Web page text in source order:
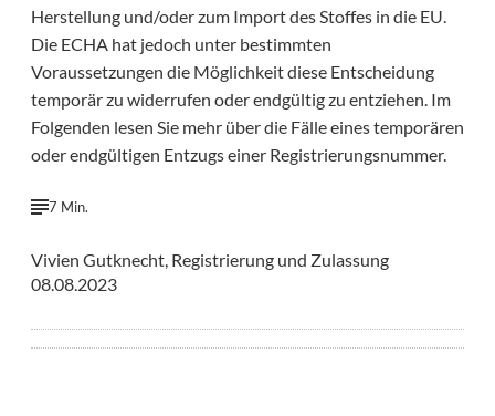
Herstellung und/oder zum Import des Stoffes in die EU.
Die ECHA hat jedoch unter bestimmten
Voraussetzungen die Möglichkeit diese Entscheidung
temporär zu widerrufen oder endgültig zu entziehen. Im
Folgenden lesen Sie mehr über die Fälle eines temporären
oder endgültigen Entzugs einer Registrierungsnummer.
7 Min.
Vivien Gutknecht, Registrierung und Zulassung
08.08.2023